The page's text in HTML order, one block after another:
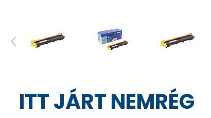
ITT JÁRT NEMRÉG